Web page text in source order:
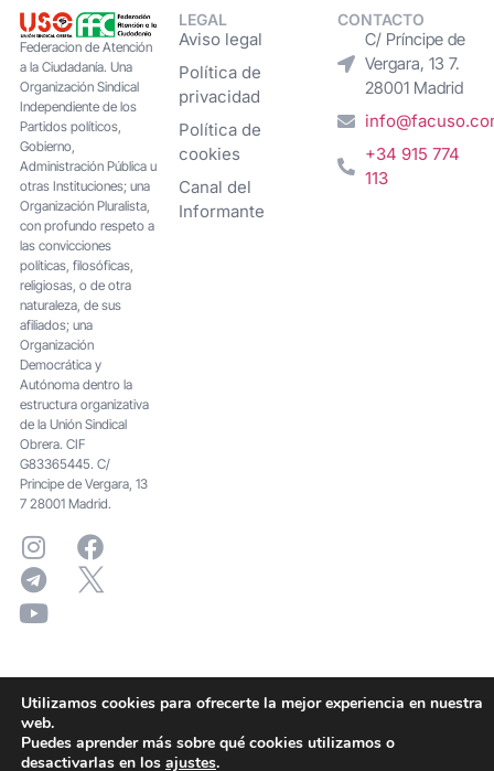
Federacion de Atención
a la Ciudadanía. Una
Organización Sindical
Independiente de los
Partidos políticos,
Gobierno,
Administración Pública u
otras Instituciones; una
Organización Pluralista,
con profundo respeto a
las convicciones
políticas, filosóficas,
religiosas, o de otra
naturaleza, de sus
afiliados; una
Organización
Democrática y
Autónoma dentro la
estructura organizativa
de la Unión Sindical
Obrera. CIF
G83365445. C/
Principe de Vergara, 13
7 28001 Madrid.
LEGAL
Aviso legal
Política de
privacidad
Política de
cookies
Canal del
Informante
CONTACTO
C/ Príncipe de
Vergara, 13 7.
28001 Madrid
+34 915 774
113
Utilizamos cookies para ofrecerte la mejor experiencia en nuestra
web.
Puedes aprender más sobre qué cookies utilizamos o
desactivarlas en los ajustes.